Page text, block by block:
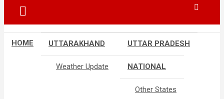
HOME UTTARAKHAND
Weather Update
UTTAR PRADESH
NATIONAL
Other States